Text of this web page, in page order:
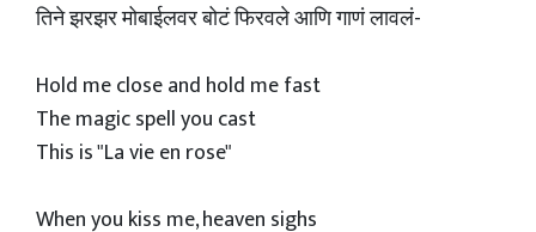
तिने झरझर मोबाईलवर बोटं फिरवले आणि गाणं लावलं-
Hold me close and hold me fast
The magic spell you cast
This is "La vie en rose"
When you kiss me, heaven sighs